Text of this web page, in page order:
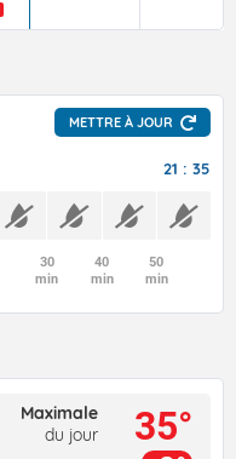
METTRE À JOUR
21 : 35
30
min
40
min
50
min
Maximale
du jour
35°